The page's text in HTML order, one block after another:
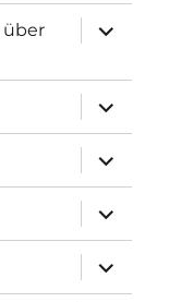
über
anzeigen
anzeigen
anzeigen
anzeigen
anzeigen